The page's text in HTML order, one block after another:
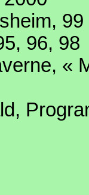
99
96, 98
«